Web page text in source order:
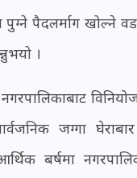
पैदलर्माग खोल्ने
।
जग्गा
बर्षमा